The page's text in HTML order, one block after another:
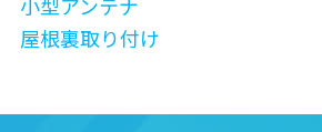
屋根裏取り付け